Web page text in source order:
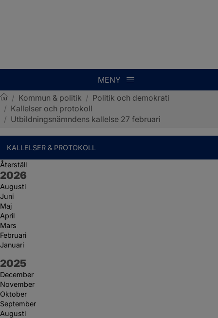
MENY
Sotenäs kommun
/ Kommun & politik / Politik och demokrati
/ Kallelser och protokoll
/ Utbildningsnämndens kallelse 27 februari
KALLELSER & PROTOKOLL
Återställ
År:
2026
Augusti
Juni
Maj
April
Mars
Februari
Januari
År:
2025
December
November
Oktober
September
Augusti